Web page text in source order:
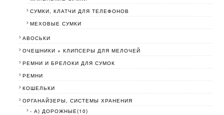
СУМКИ, КЛАТЧИ ДЛЯ ТЕЛЕФОНОВ
МЕХОВЫЕ СУМКИ
АВОСЬКИ
ОЧЕШНИКИ + КЛИПСЕРЫ ДЛЯ МЕЛОЧЕЙ
РЕМНИ И БРЕЛОКИ ДЛЯ СУМОК
РЕМНИ
КОШЕЛЬКИ
ОРГАНАЙЗЕРЫ, СИСТЕМЫ ХРАНЕНИЯ
- А) ДОРОЖНЫЕ(10)